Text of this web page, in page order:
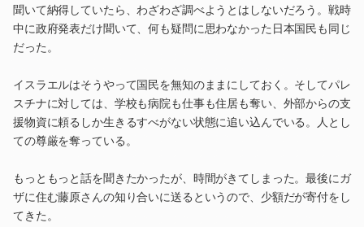
聞いて納得していたら、わざわざ調べようとはしないだろう。戦時
中に政府発表だけ聞いて、何も疑問に思わなかった日本国民も同じ
だった。
イスラエルはそうやって国民を無知のままにしておく。そしてパレ
スチナに対しては、学校も病院も仕事も住居も奪い、外部からの支
援物資に頼るしか生きるすべがない状態に追い込んでいる。人とし
ての尊厳を奪っている。
もっともっと話を聞きたかったが、時間がきてしまった。最後にガ
ザに住む藤原さんの知り合いに送るというので、少額だが寄付をし
てきた。